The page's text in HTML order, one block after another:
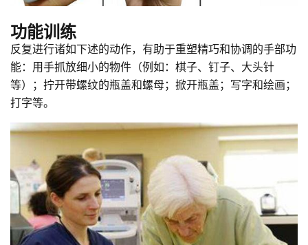
功能训练
反复进行诸如下述的动作，有助于重塑精巧和协调的手部功
能：用手抓放细小的物件（例如：棋子、钉子、大头针
等）；拧开带螺纹的瓶盖和螺母；掀开瓶盖；写字和绘画；
打字等。